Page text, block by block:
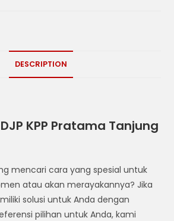
DESCRIPTION
KPP Pratama Tanjung
mencari cara yang spesial untuk
atau akan merayakannya? Jika
solusi untuk Anda dengan
pilihan untuk Anda, kami